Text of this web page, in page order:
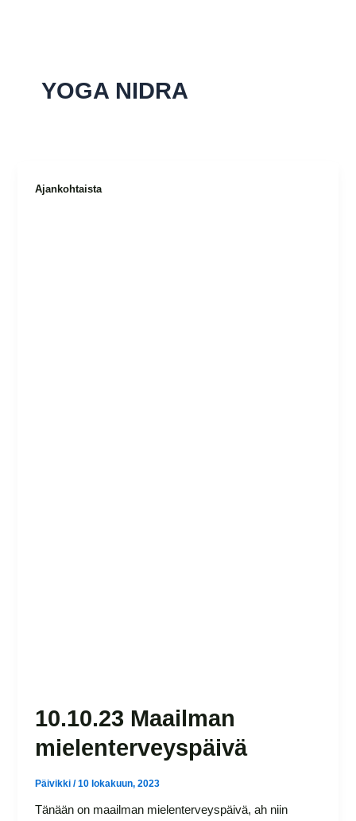
YOGA NIDRA
Ajankohtaista
10.10.23 Maailman
mielenterveyspäivä
Päivikki/10 lokakuun, 2023
Tänään on maailman mielenterveyspäivä, ah niin